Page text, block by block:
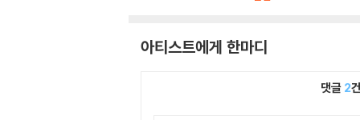
아티스트에게 한마디
댓글 2